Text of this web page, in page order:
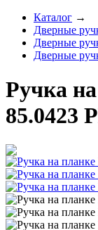
Каталог →
Дверные
Дверные
Дверные
Ручка
85.0423